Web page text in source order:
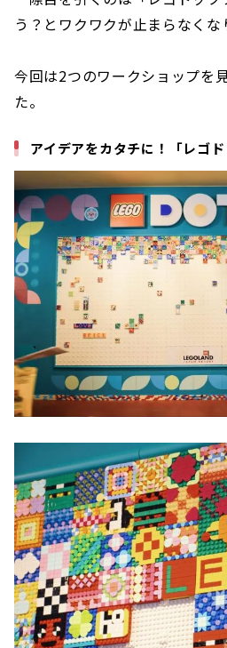
う？とワクワクが止まらなくな
今回は2つのワークショップを
た。
アイデアをカタチに！「レゴド